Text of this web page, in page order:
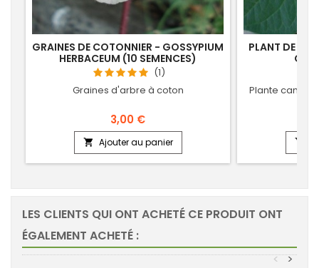
GRAINES DE COTONNIER - GOSSYPIUM
HERBACEUM (10 SEMENCES)
(1)
Graines d'arbre à coton
3,00 €
 Ajouter au panier
PLANT DE
Plante

LES CLIENTS QUI ONT ACHETÉ CE PRODUIT ONT
ÉGALEMENT ACHETÉ :
>
<